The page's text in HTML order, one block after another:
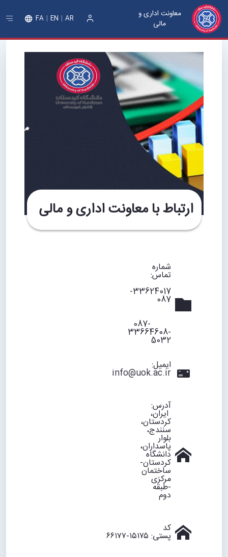
معاونت اداری و
مالی
FA EN AR
ارتباط با معاونت اداری و مالی
شماره
تماس:
33624017-
087
087-
33664608-
5032
ایمیل:
آدرس:
ایران،
کردستان،
سنندج،
بلوار
پاسداران،
دانشگاه
کردستان-
ساختمان
مرکزی
-طبقه
دوم
کد
پستی: ۱۵۱۷۵-۶۶۱۷۷